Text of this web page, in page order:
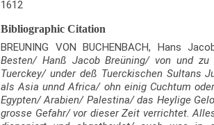
1612
Bibliographic Citation
BREUNING VON BUCHENBACH, Hans
Besten/ Hanß Jacob Breüning/ von und
Tuerckey/ under deß Tuerckischen Sultans
als Asia unnd Africa/ ohn einig Cuchtum
Egypten/ Arabien/ Palestina/ das Heylige
grosse Gefahr/ vor dieser Zeit verrichtet.